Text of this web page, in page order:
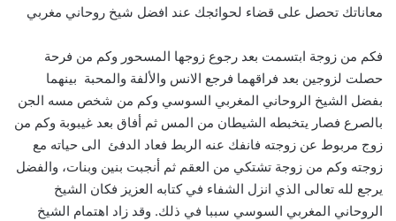
معاناتك تحصل على قضاء لحوائجك عند افضل شيخ روحاني مغربي
فكم من زوجة ابتسمت بعد رجوع زوجها المسحور وكم من فرحة
حصلت لزوجين بعد فراقهما فرجع الانس والألفة والمحبة بينهما
بفضل الشيخ الروحاني المغربي السوسي وكم من شخص مسه الجن
بالصرع فصار يتخبطه الشيطان من المس ثم أفاق بعد غيبوبة وكم من
زوج مربوط عن زوجته فانفك عنه الربط فعاد الدفئ الى حياته مع
زوجته وكم من زوجة تشتكي من العقم ثم أنجبت بنين وبنات، والفضل
يرجع لله تعالى الذي انزل الشفاء في كتابه العزيز فكان الشيخ
الروحاني المغربي السوسي سببا في ذلك. وقد زاد اهتمام الشيخ